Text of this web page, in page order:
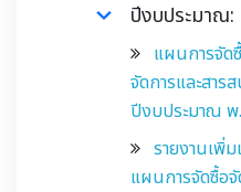
ปีงบประมาณ:
แผนการจัด
จัดการและสาร
ปีงบประมาณ พ
รายงานเพิ่
แผนการจัดซื้อจั